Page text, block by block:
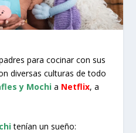
para cocinar con sus
diversas culturas de todo
y Mochi a Netflix, a
tenían un sueño: